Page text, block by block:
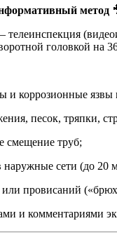
метод
телеинспекция
головкой на
коррозионные язвы
песок, тряпки,
смещение труб;
сети (до 20
провисаний
и комментариями